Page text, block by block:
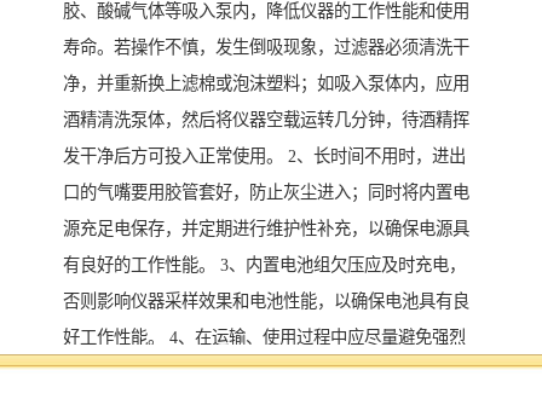
胶、酸碱气体等吸入泵内，降低仪器的工作性能和使用
寿命。若操作不慎，发生倒吸现象，过滤器必须清洗干
净，并重新换上滤棉或泡沫塑料；如吸入泵体内，应用
酒精清洗泵体，然后将仪器空载运转几分钟，待酒精挥
发干净后方可投入正常使用。 2、长时间不用时，进出
口的气嘴要用胶管套好，防止灰尘进入；同时将内置电
源充足电保存，并定期进行维护性补充，以确保电源具
有良好的工作性能。 3、内置电池组欠压应及时充电，
否则影响仪器采样效果和电池性能，以确保电池具有良
好工作性能。 4、在运输、使用过程中应尽量避免强烈
的震动碰撞及防止灰尘、雨、雪的侵袭。 5、现场采样